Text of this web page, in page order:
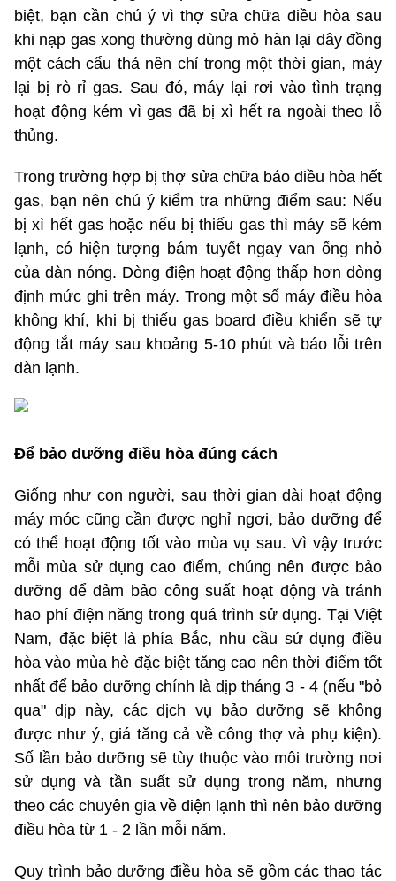
biệt, bạn cần chú ý vì thợ sửa chữa điều hòa sau
khi nạp gas xong thường dùng mỏ hàn lại dây đồng
một cách cẩu thả nên chỉ trong một thời gian, máy
lại bị rò rỉ gas. Sau đó, máy lại rơi vào tình trạng
hoạt động kém vì gas đã bị xì hết ra ngoài theo lỗ
thủng.
Trong trường hợp bị thợ sửa chữa báo điều hòa hết
gas, bạn nên chú ý kiểm tra những điểm sau: Nếu
bị xì hết gas hoặc nếu bị thiếu gas thì máy sẽ kém
lạnh, có hiện tượng bám tuyết ngay van ống nhỏ
của dàn nóng. Dòng điện hoạt động thấp hơn dòng
định mức ghi trên máy. Trong một số máy điều hòa
không khí, khi bị thiếu gas board điều khiển sẽ tự
động tắt máy sau khoảng 5-10 phút và báo lỗi trên
dàn lạnh.
Để bảo dưỡng điều hòa đúng cách
Giống như con người, sau thời gian dài hoạt động
máy móc cũng cần được nghỉ ngơi, bảo dưỡng để
có thể hoạt động tốt vào mùa vụ sau. Vì vậy trước
mỗi mùa sử dụng cao điểm, chúng nên được bảo
dưỡng để đảm bảo công suất hoạt động và tránh
hao phí điện năng trong quá trình sử dụng. Tại Việt
Nam, đặc biệt là phía Bắc, nhu cầu sử dụng điều
hòa vào mùa hè đặc biệt tăng cao nên thời điểm tốt
nhất để bảo dưỡng chính là dịp tháng 3 - 4 (nếu "bỏ
qua" dịp này, các dịch vụ bảo dưỡng sẽ không
được như ý, giá tăng cả về công thợ và phụ kiện).
Số lần bảo dưỡng sẽ tùy thuộc vào môi trường nơi
sử dụng và tần suất sử dụng trong năm, nhưng
theo các chuyên gia về điện lạnh thì nên bảo dưỡng
điều hòa từ 1 - 2 lần mỗi năm.
Quy trình bảo dưỡng điều hòa sẽ gồm các thao tác